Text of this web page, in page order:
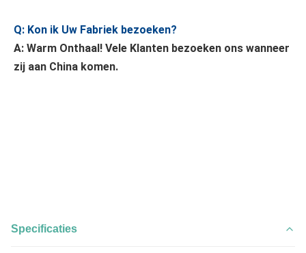
Q: Kon ik Uw Fabriek bezoeken?
A: Warm Onthaal! Vele Klanten bezoeken ons wanneer
zij aan China komen.
Specificaties